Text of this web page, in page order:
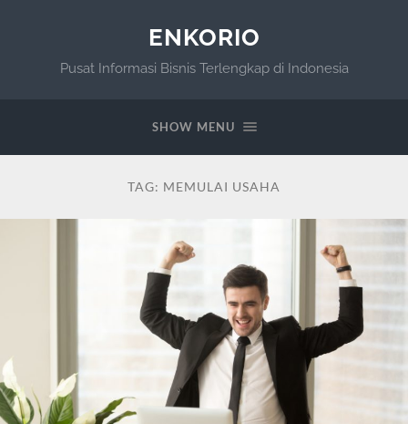
ENKORIO
Pusat Informasi Bisnis Terlengkap di Indonesia
SHOW MENU
TAG: MEMULAI USAHA